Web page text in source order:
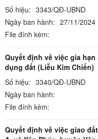
Số hiệu: 3343/QĐ-UBND
Ngày ban hành: 27/11/2024
File đính kèm:
Quyết định về việc gia
dụng đất (Liễu Kim Chiến)
Số hiệu: 3340/QĐ-UBND
Ngày ban hành:
File đính kèm:
Quyết định về việc giao